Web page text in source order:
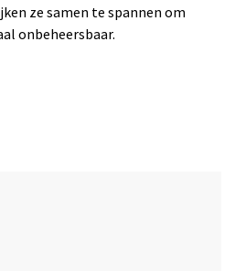
ze samen te spannen om
onbeheersbaar.